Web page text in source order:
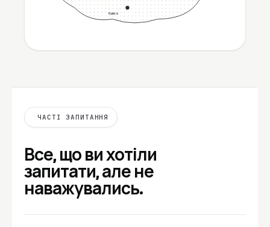
Одеса
ЧАСТІ ЗАПИТАННЯ
Все, що ви хотіли
запитати, але не
наважувались.